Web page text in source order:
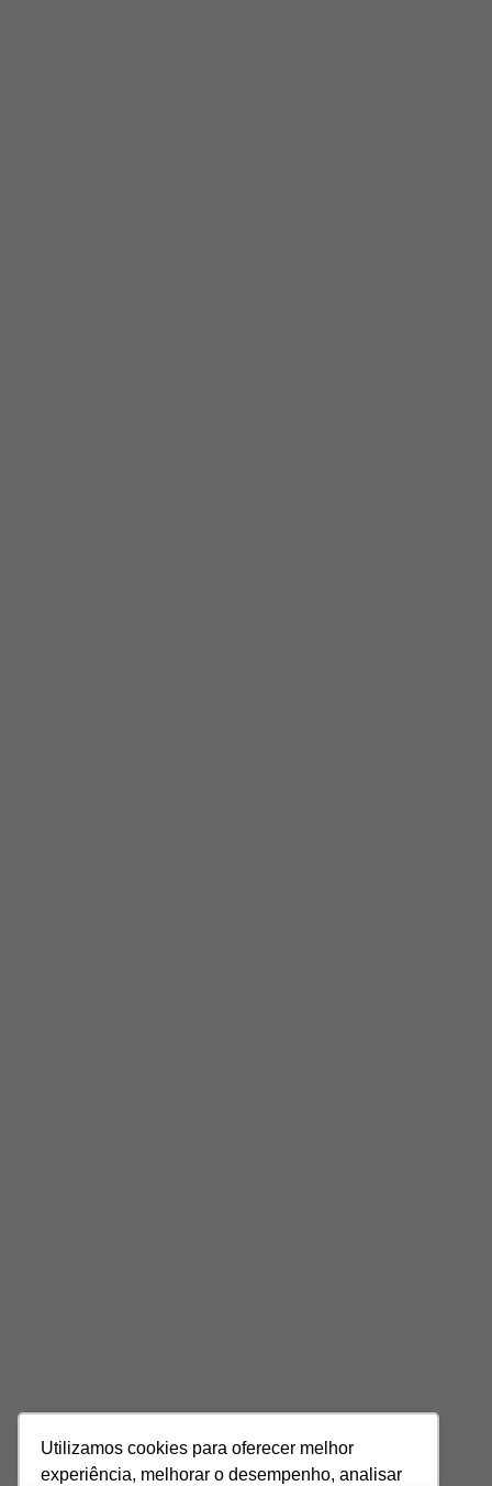
Utilizamos cookies para oferecer melhor
experiência, melhorar o desempenho, analisar